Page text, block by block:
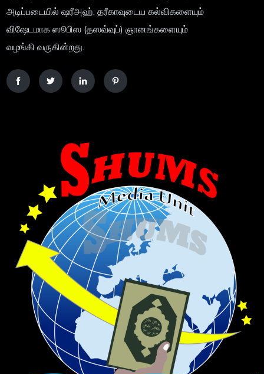
அடிப்படையில் ஷரீஅஹ், தரீகாவுடைய கல்விகளையும்
விஷேடமாக ஸூபிஸ (தஸவ்வுப்) ஞானங்களையும்
வழங்கி வருகின்றது.